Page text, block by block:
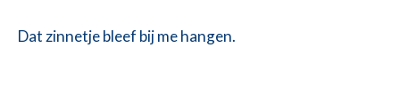
Dat zinnetje bleef bij me hangen.